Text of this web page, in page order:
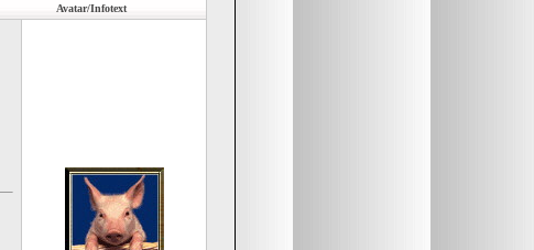
Avatar/Infotext